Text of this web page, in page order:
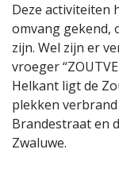
Deze activiteiten
omvang gekend,
zijn. Wel zijn er
vroeger
Helkant ligt de
plekken
Brandestraat en
Zwaluwe.